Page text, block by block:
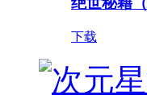
下载